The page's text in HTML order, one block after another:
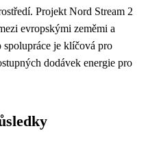
Projekt Nord Stream 2
evropskými zeměmi a
spolupráce je klíčová pro
dodávek energie pro